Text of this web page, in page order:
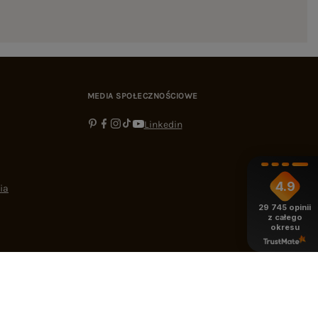
MEDIA SPOŁECZNOŚCIOWE
Linkedin
4.9
29 745 opinii
z całego
okresu